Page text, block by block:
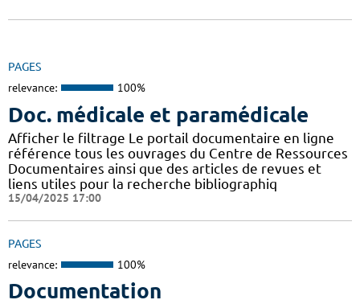
PAGES
relevance: 100%
Doc. médicale et paramédicale
Afficher le filtrage Le portail documentaire en ligne
référence tous les ouvrages du Centre de Ressources
Documentaires ainsi que des articles de revues et
liens utiles pour la recherche bibliographiq
15/04/2025 17:00
PAGES
relevance: 100%
Documentation